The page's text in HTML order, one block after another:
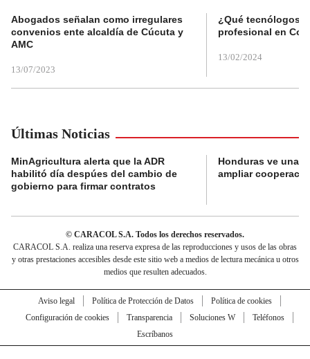
Abogados señalan como irregulares
convenios ente alcaldía de Cúcuta y
AMC
13/07/2023
¿Qué tecnólogos
profesional en
13/02/2024
Últimas Noticias
MinAgricultura alerta que la ADR
habilitó día despúes del cambio de
gobierno para firmar contratos
Honduras ve una
ampliar
© CARACOL S.A. Todos los derechos reservados.
CARACOL S.A. realiza una reserva expresa de las reproducciones y usos de las obras
y otras prestaciones accesibles desde este sitio web a medios de lectura mecánica u otros
medios que resulten adecuados.
Aviso legal Política de Protección de Datos
Política de cookies
Configuración de cookies
Transparencia Soluciones W
Teléfonos
Escríbanos